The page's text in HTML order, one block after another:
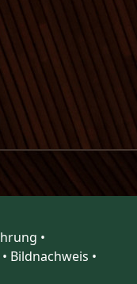
•
• Bildnachweis •